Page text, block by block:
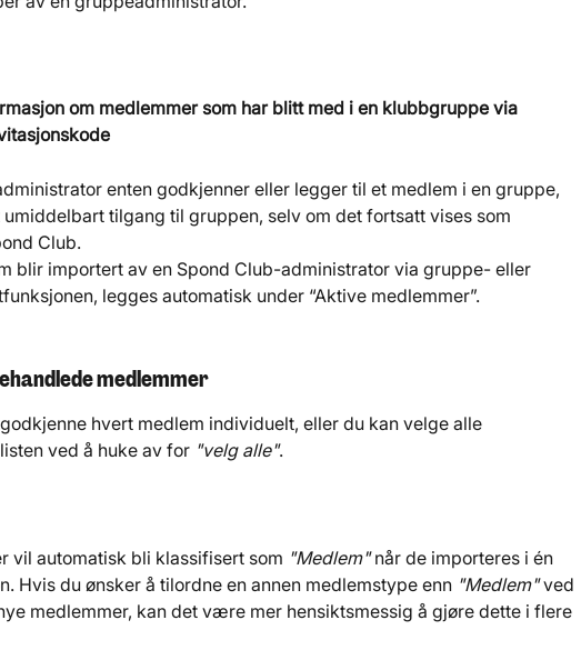
om medlemmer som har blitt med i en klubbgruppe via
enten godkjenner eller legger til et medlem i en gruppe,
tilgang til gruppen, selv om det fortsatt vises som
Club.
blir importert av en Spond Club-administrator via gruppe- eller
legges automatisk under “Aktive medlemmer”.
medlemmer
hvert medlem individuelt, eller du kan velge alle
ved å huke av for "velg alle".
vil automatisk bli klassifisert som "Medlem" når de importeres i én
Hvis du ønsker å tilordne en annen medlemstype enn "Medlem" ved
medlemmer, kan det være mer hensiktsmessig å gjøre dette i flere